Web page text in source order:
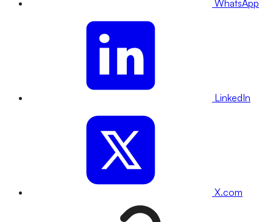
WhatsApp
LinkedIn
X.com